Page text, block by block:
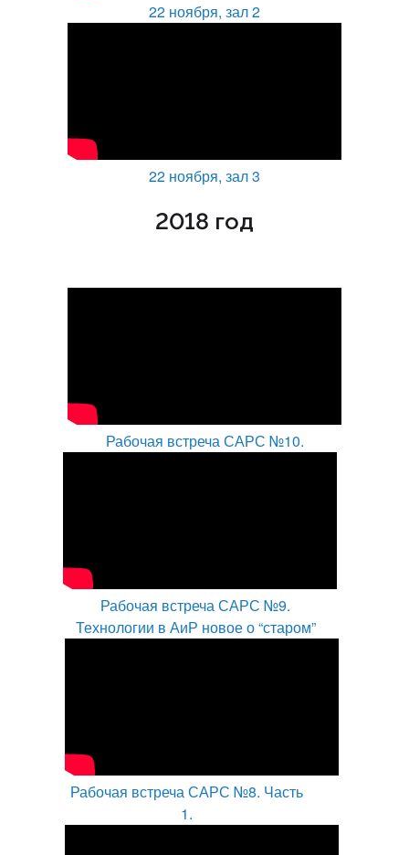
22 ноября, зал 2
22 ноября, зал 3
2018 год
Рабочая встреча САРС №10.
Рабочая встреча САРС №9.
Технологии в АиР новое о “старом”
Рабочая встреча САРС №8. Часть
1.